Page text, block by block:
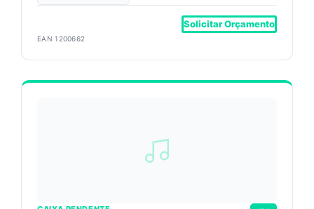
Solicitar Orçamento
EAN 1200662